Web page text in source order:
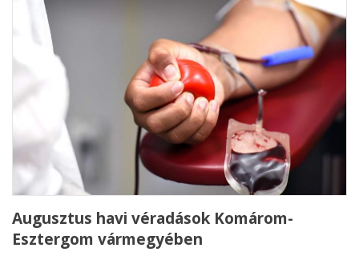
Augusztus havi véradások Komárom-
Esztergom vármegyében